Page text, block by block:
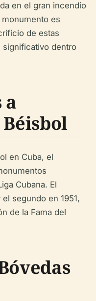
en el gran incendio
monumento es
de estas
significativo dentro
a
en Cuba, el
Cubana. El
segundo en 1951,
de la Fama del